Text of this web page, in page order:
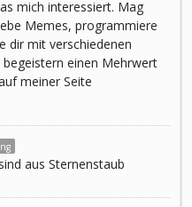
mich interessiert. Mag
Memes, programmiere
dir mit verschiedenen
einen Mehrwert
meiner Seite
aus Sternenstaub